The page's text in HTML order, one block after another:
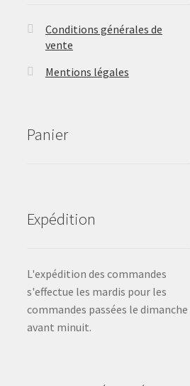
Conditions générales de
vente
Mentions légales
Panier
Expédition
L'expédition des commandes
s'effectue les mardis pour les
commandes passées le dimanche
avant minuit.